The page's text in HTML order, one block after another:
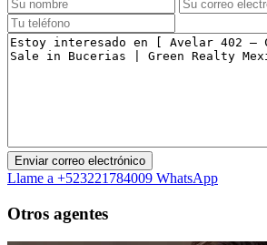
Llame a +523221784009 WhatsApp
Otros agentes